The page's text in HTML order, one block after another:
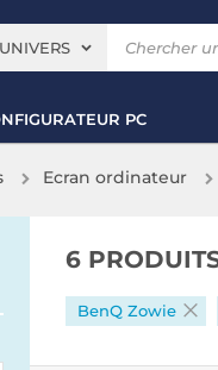
PC
Ecran ordinateur
6
BenQ Zowie